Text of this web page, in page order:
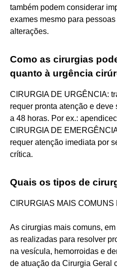
também podem considerar
exames mesmo para
alterações.
Como as cirurgias
quanto à urgência
CIRURGIA DE URGÊNCIA:
requer pronta atenção e
a 48 horas. Por ex.:
CIRURGIA DE
requer atenção imediata por
crítica.
Quais os tipos de
CIRURGIAS MAIS COMUNS
As cirurgias mais comuns,
as realizadas para resolver
na vesícula, hemorroidas e
de atuação da Cirurgia Geral